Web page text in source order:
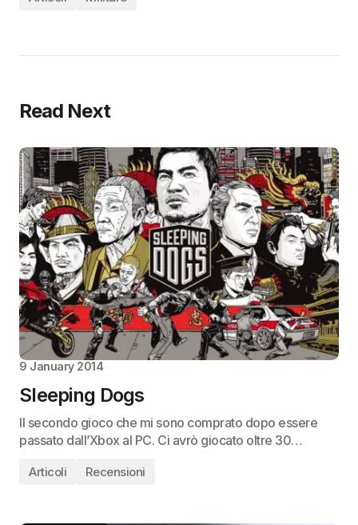
Read Next
9 January 2014
Sleeping Dogs
Il secondo gioco che mi sono comprato dopo essere
passato dall’Xbox al PC. Ci avrò giocato oltre 30…
Articoli Recensioni